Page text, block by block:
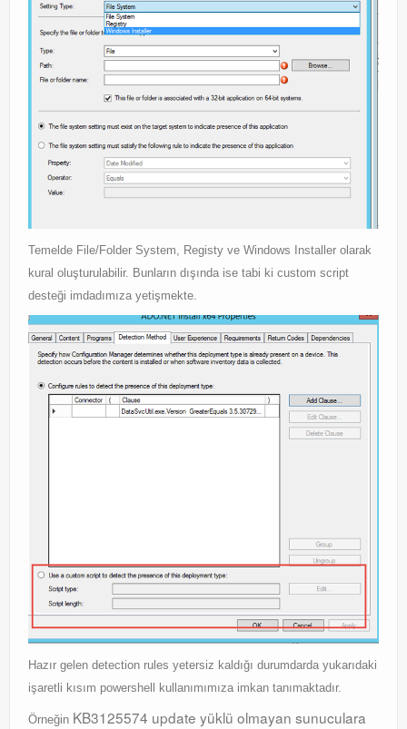
Temelde File/Folder System, Registy ve Windows Installer olarak
kural oluşturulabilir. Bunların dışında ise tabi ki custom script
desteği imdadımıza yetişmekte.
Hazır gelen detection rules yetersiz kaldığı durumdarda yukarıdaki
işaretli kısım powershell kullanımımıza imkan tanımaktadır.
Örneğin KB3125574 update yüklü olmayan sunuculara